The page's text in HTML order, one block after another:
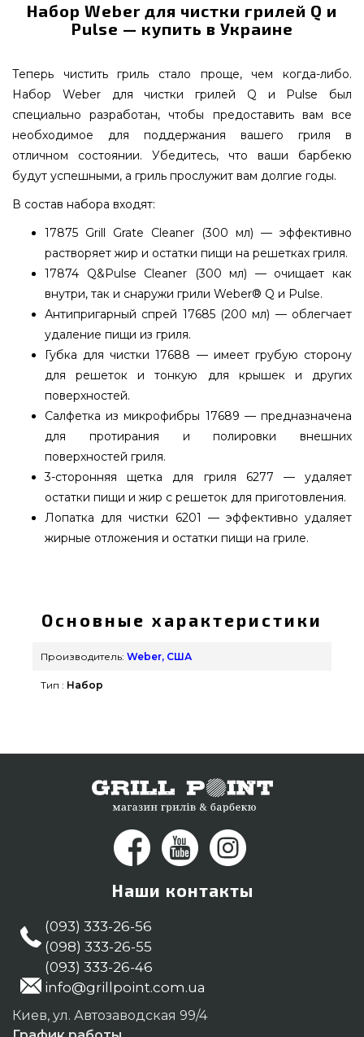
Набор Weber для чистки грилей Q и
Pulse — купить в Украине
Теперь чистить гриль стало проще, чем когда-либо.
Набор Weber для чистки грилей Q и Pulse был
специально разработан, чтобы предоставить вам все
необходимое для поддержания вашего гриля в
отличном состоянии. Убедитесь, что ваши барбекю
будут успешными, а гриль прослужит вам долгие годы.
В состав набора входят:
17875 Grill Grate Cleaner (300 мл) — эффективно
растворяет жир и остатки пищи на решетках гриля.
17874 Q&Pulse Cleaner (300 мл) — очищает как
внутри, так и снаружи грили Weber® Q и Pulse.
Антипригарный спрей 17685 (200 мл) — облегчает
удаление пищи из гриля.
Губка для чистки 17688 — имеет грубую сторону
для решеток и тонкую для крышек и других
поверхностей.
Салфетка из микрофибры 17689 — предназначена
для протирания и полировки внешних
поверхностей гриля.
3-сторонняя щетка для гриля 6277 — удаляет
остатки пищи и жир с решеток для приготовления.
Лопатка для чистки 6201 — эффективно удаляет
жирные отложения и остатки пищи на гриле.
лучшей стоимости всего 4 699 грн. в магазине
брендовых грилей grillpoint.com.ua Смотрите и
заказывайте также Щетки для гриля в каталоге
прямо сейчас нашим менеджерам по
Рог, Одесса, Сумы
Основные характеристики
Производитель: Weber, США
Тип : Набор
Наши контакты
(093) 333-26-56
(098) 333-26-55
(093) 333-26-46
info@grillpoint.com.ua
Киев, ул. Автозаводская 99/4